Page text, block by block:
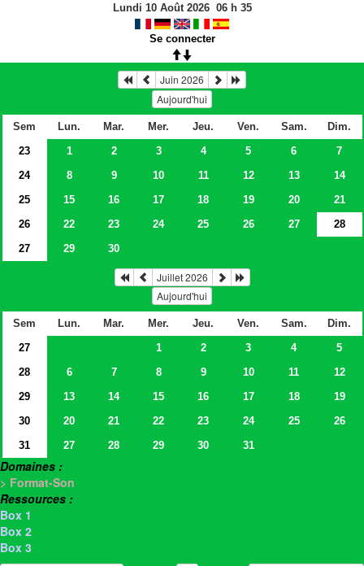
Lundi 10 Août 2026 06h 35
Se connecter
Juin 2026
Aujourd'hui
Sem Lun. Mar. Mer. Jeu. Ven. Sam.
Dim.
23
1 2 3 4 5 6
7
24
8 9 10 11 12 13
14
25
15 16 17 18 19 20
21
26
22 23 24 25 26 27
28
27
29 30
Juillet 2026
Aujourd'hui
Sem Lun. Mar. Mer. Jeu. Ven. Sam.
Dim.
27
1 2 3 4
5
28
6 7 8 9 10 11
12
29
13 14 15 16 17 18
19
30
20 21 22 23 24 25
26
31
27 28 29 30 31
Domaines :
> Format-Son
Ressources :
Box 1
Box 2
Box 3